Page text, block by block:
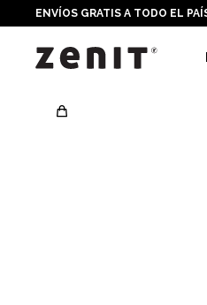
ENVÍOS GRATIS A TODO EL